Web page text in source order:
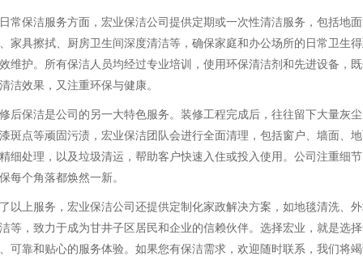
常保洁服务方面，宏业保洁公司提供定期或一次性清洁服务，包括地
家具擦拭、厨房卫生间深度清洁等，确保家庭和办公场所的日常卫生
维护。所有保洁人员均经过专业培训，使用环保清洁剂和先进设备，
洁效果，又注重环保与健康。
后保洁是公司的另一大特色服务。装修工程完成后，往往留下大量灰
斑点等顽固污渍，宏业保洁团队会进行全面清理，包括窗户、墙面、
细处理，以及垃圾清运，帮助客户快速入住或投入使用。公司注重细
每个角落都焕然一新。
以上服务，宏业保洁公司还提供定制化家政解决方案，如地毯清洗、
等，致力于成为甘井子区居民和企业的信赖伙伴。选择宏业，就是选
可靠和贴心的服务体验。如果您有保洁需求，欢迎随时联系，我们将